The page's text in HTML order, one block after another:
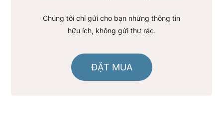
Chúng tôi chỉ gửi cho bạn những thông tin
hữu ích, không gửi thư rác.
ĐẶT MUA